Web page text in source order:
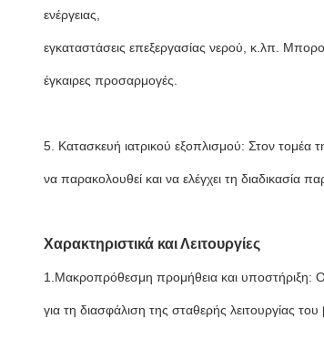
ενέργειας,
εγκαταστάσεις επεξεργασίας νερού, κ.λπ.
έγκαιρες προσαρμογές.
5. Κατασκευή ιατρικού εξοπλισμού: Στον τομέα
να παρακολουθεί και να ελέγχει τη διαδικασία
Χαρακτηριστικά και Λειτουργίες
1.Μακροπρόθεσμη προμήθεια και υποστήριξη:
για τη διασφάλιση της σταθερής λειτουργίας